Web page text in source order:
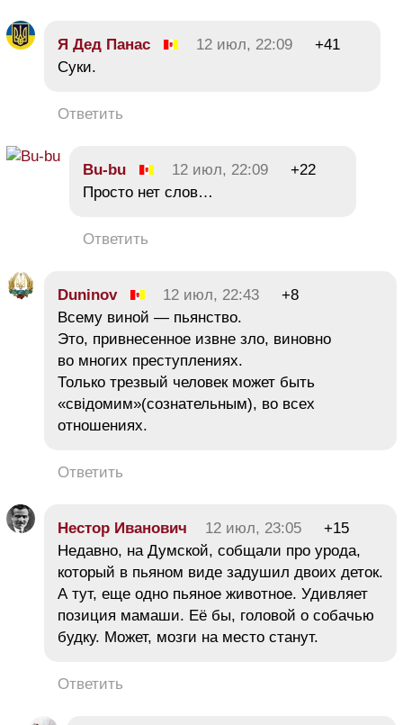
Я Дед Панас 12 июл, 22:09
+41
Суки.
Ответить
Bu-bu 12 июл, 22:09
+22
Просто нет слов…
Ответить
Duninov 12 июл, 22:43
+8
Всему виной — пьянство.
Это, привнесенное извне зло, виновно
во многих преступлениях.
Только трезвый человек может быть
«свідомим»(сознательным), во всех
отношениях.
Ответить
Нестор Иванович 12 июл, 23:05
+15
Недавно, на Думской, собщали про урода,
который в пьяном виде задушил двоих деток.
А тут, еще одно пьяное животное. Удивляет
позиция мамаши. Её бы, головой о собачью
будку. Может, мозги на место станут.
Ответить